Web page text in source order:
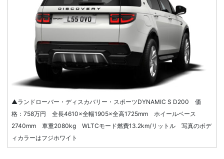
▲ランドローバー・ディスカバリー・スポーツDYNAMIC S D200 価
格：758万円 全長4610×全幅1905×全高1725mm ホイールベース
2740mm 車重2080kg WLTCモード燃費13.2km/リットル 写真のボデ
ィカラーはフジホワイト